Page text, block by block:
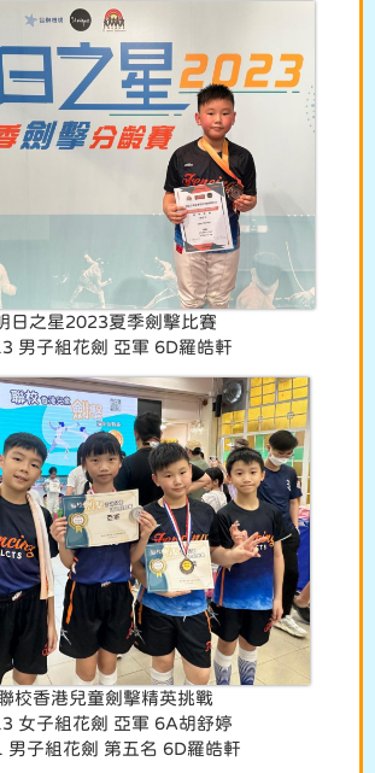
日之星2023夏季劍擊比賽
男子組花劍 亞軍 6D羅皓軒
校香港兒童劍擊精英挑戰
女子組花劍 亞軍 6A胡舒婷
男子組花劍 第五名 6D羅皓軒